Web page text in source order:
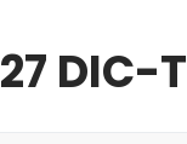
27 DIC-T